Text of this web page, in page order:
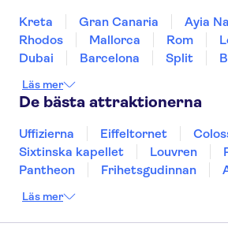
Kreta Gran Canaria
Ayia
Rhodos
Mallorca Rom
Dubai
Barcelona Split
Gdansk
Oslo Helsingfors
Helsingborg
Läs mer
De bästa attraktionerna
Uffizierna Eiffeltornet
Sixtinska kapellet
Louvren
Pantheon
Frihetsgudinnan
Burj Khalifa
Saltgruvan i Wieliczka
Läs mer